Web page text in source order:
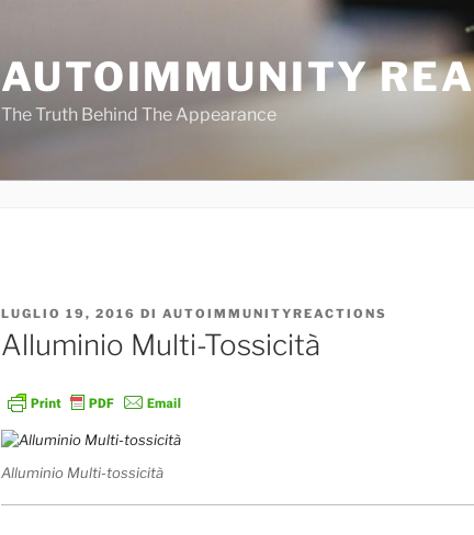
AUTOIMMUNITY
The Truth Behind The Appearance
PUBBLICATO
IL
LUGLIO 19, 2016 DI AUTOIMMUNITYREACTIONS
Alluminio Multi-Tossicità
Alluminio Multi-tossicità